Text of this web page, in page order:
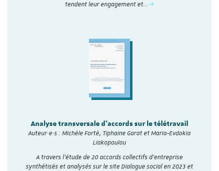
tendent leur engagement et…
Analyse transversale d'accords sur le télétravail
Auteur·e·s : Michèle Forté, Tiphaine Garat et Maria-Evdokia
Liakopoulou
A travers l’étude de 20 accords collectifs d’entreprise
synthétisés et analysés sur le site Dialogue social en 2023 et